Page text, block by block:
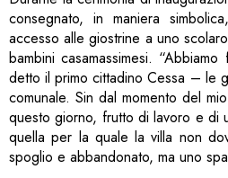
consegnato, in maniera
accesso alle giostrine a uno
bambini casamassimesi.
detto il primo cittadino Cessa – le
comunale. Sin dal momento del
questo giorno, frutto di lavoro e di
quella per la quale la villa non
spoglio e abbandonato, ma uno